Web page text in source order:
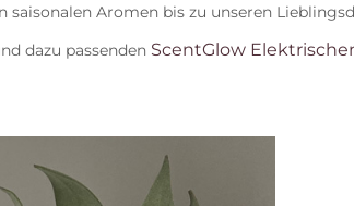
Aromen bis zu unseren
dazu passenden ScentGlow